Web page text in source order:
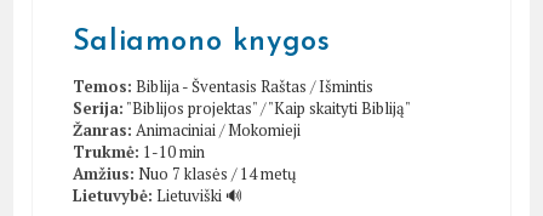
Saliamono knygos
Temos: Biblija - Šventasis Raštas /Išmintis
Serija: "Biblijos projektas"/"Kaip skaityti Bibliją"
Žanras: Animaciniai /Mokomieji
Trukmė: 1-10 min
Amžius: Nuo 7 klasės / 14 metų
Lietuvybė: Lietuviški 🔊